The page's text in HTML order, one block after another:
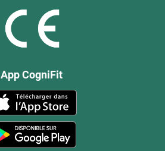
App CogniFit